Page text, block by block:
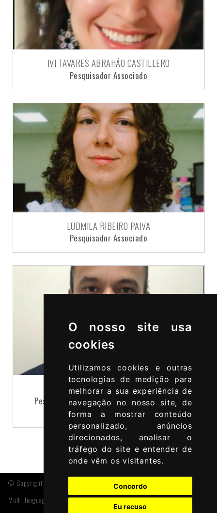
O nosso site usa
cookies
Utilizamos cookies e outras
tecnologias de medição para
melhorar a sua experiência de
navegação no nosso site, de
forma a mostrar conteúdo
personalizado, anúncios
direcionados, analisar o
tráfego do site e entender de
onde vêm os visitantes.
Concordo
Eu recuso
IVI TAVARES ABRAHÃO CASTILLERO
Pesquisador Associado
LUDMILA RIBEIRO PAIVA
Pesquisador Associado
LAERT MORAES
Pesquisador do Grupo de Estudo e Pesquisa
Trabalho e Sociedade (GEPTS/UFMA)
© Copyright 2024 CC-BY-NC, Edgar Rodríguez-Huerta
Multi-lenguage thanks tobabelquartoandJoel Nitta Website